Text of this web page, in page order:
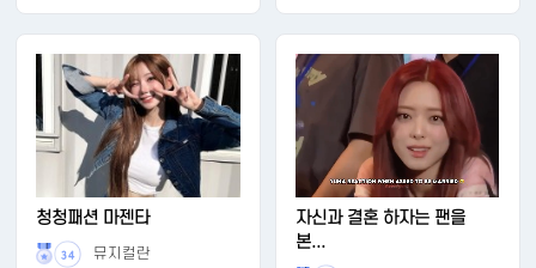
청청패션 마젠타
34
뮤지컬란
자신과 결혼 하자는 팬을
본...